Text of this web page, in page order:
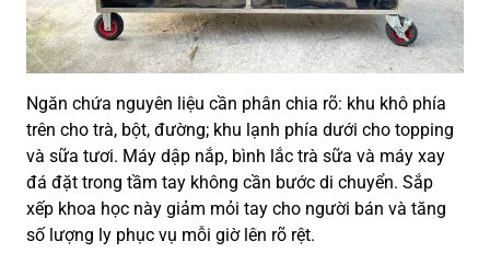
Ngăn chứa nguyên liệu cần phân chia rõ: khu khô phía
trên cho trà, bột, đường; khu lạnh phía dưới cho topping
và sữa tươi. Máy dập nắp, bình lắc trà sữa và máy xay
đá đặt trong tầm tay không cần bước di chuyển. Sắp
xếp khoa học này giảm mỏi tay cho người bán và tăng
số lượng ly phục vụ mỗi giờ lên rõ rệt.